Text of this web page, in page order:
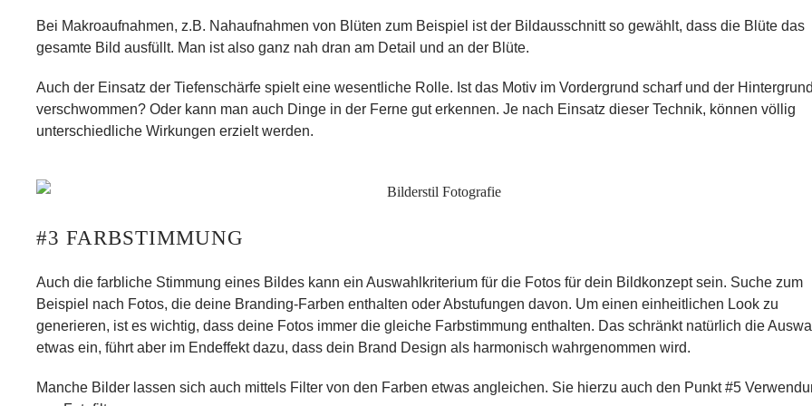
Bei Makroaufnahmen, z.B. Nahaufnahmen von Blüten zum Beispiel ist der Bildausschnitt so gewählt, dass die Blüte das
gesamte Bild ausfüllt. Man ist also ganz nah dran am Detail und an der Blüte.
Auch der Einsatz der Tiefenschärfe spielt eine wesentliche Rolle. Ist das Motiv im Vordergrund scharf und der Hintergrund
verschwommen? Oder kann man auch Dinge in der Ferne gut erkennen. Je nach Einsatz dieser Technik, können völlig
unterschiedliche Wirkungen erzielt werden.
#3 FARBSTIMMUNG
Auch die farbliche Stimmung eines Bildes kann ein Auswahlkriterium für die Fotos für dein Bildkonzept sein. Suche zum
Beispiel nach Fotos, die deine Branding-Farben enthalten oder Abstufungen davon. Um einen einheitlichen Look zu
generieren, ist es wichtig, dass deine Fotos immer die gleiche Farbstimmung enthalten. Das schränkt natürlich die
etwas ein, führt aber im Endeffekt dazu, dass dein Brand Design als harmonisch wahrgenommen wird.
Manche Bilder lassen sich auch mittels Filter von den Farben etwas angleichen. Sie hierzu auch den Punkt #5